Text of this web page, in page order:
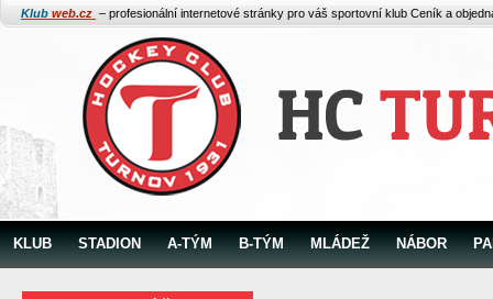
Klub web.cz – profesionální internetové stránky pro váš sportovní klub Ceník a
KLUB STADION A-TÝM B-TÝM MLÁDEŽ NÁBOR